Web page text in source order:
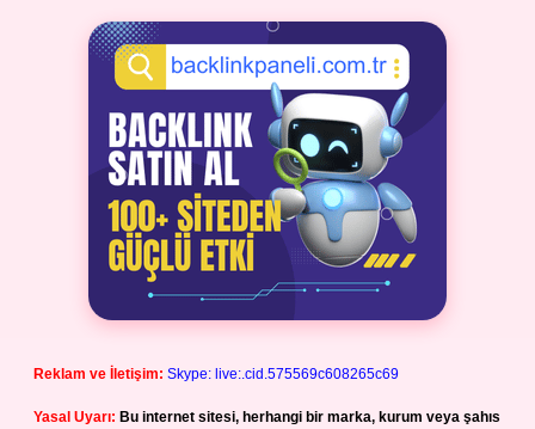
Reklam ve İletişim: Skype: live:.cid.575569c608265c69
Yasal Uyarı: Bu internet sitesi, herhangi bir marka, kurum veya şahıs